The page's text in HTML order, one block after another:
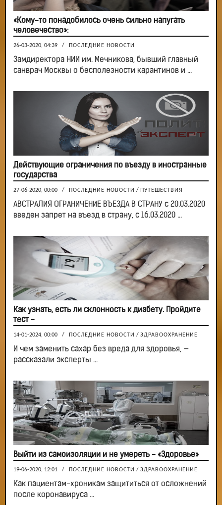
«Кому-то понадобилось очень сильно напугать
человечество»:
26-03-2020, 04:39 / ПОСЛЕДНИЕ НОВОСТИ
Замдиректора НИИ им. Мечникова, бывший главный
санврач Москвы о бесполезности карантинов и ...
Действующие ограничения по въезду в иностранные
государства
27-06-2020, 00:00 / ПОСЛЕДНИЕ НОВОСТИ / ПУТЕШЕСТВИЯ
АВСТРАЛИЯ ОГРАНИЧЕНИЕ ВЪЕЗДА В СТРАНУ с 20.03.2020
введен запрет на въезд в страну, с 16.03.2020 ...
Как узнать, есть ли склонность к диабету. Пройдите
тест -
14-01-2024, 00:00 / ПОСЛЕДНИЕ НОВОСТИ / ЗДРАВООХРАНЕНИЕ
И чем заменить сахар без вреда для здоровья, —
рассказали эксперты ...
Выйти из самоизоляции и не умереть - «Здоровье»
19-06-2020, 12:01 / ПОСЛЕДНИЕ НОВОСТИ / ЗДРАВООХРАНЕНИЕ
Как пациентам-хроникам защититься от осложнений
после коронавируса ...